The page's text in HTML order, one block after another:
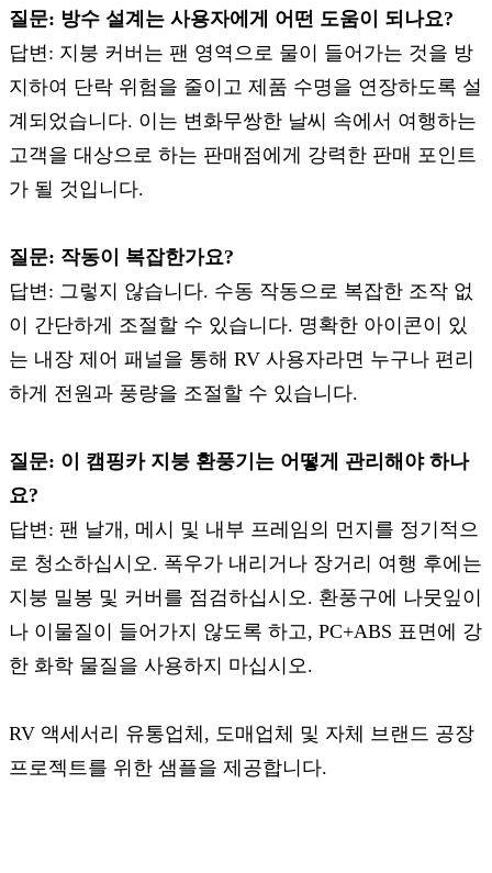
질문: 방수 설계는 사용자에게 어떤 도움이 되나요?
답변: 지붕 커버는 팬 영역으로 물이 들어가는 것을 방
지하여 단락 위험을 줄이고 제품 수명을 연장하도록 설
계되었습니다. 이는 변화무쌍한 날씨 속에서 여행하는
고객을 대상으로 하는 판매점에게 강력한 판매 포인트
가 될 것입니다.
질문: 작동이 복잡한가요?
답변: 그렇지 않습니다. 수동 작동으로 복잡한 조작 없
이 간단하게 조절할 수 있습니다. 명확한 아이콘이 있
는 내장 제어 패널을 통해 RV 사용자라면 누구나 편리
하게 전원과 풍량을 조절할 수 있습니다.
질문: 이 캠핑카 지붕 환풍기는 어떻게 관리해야 하나
요?
답변: 팬 날개, 메시 및 내부 프레임의 먼지를 정기적으
로 청소하십시오. 폭우가 내리거나 장거리 여행 후에는
지붕 밀봉 및 커버를 점검하십시오. 환풍구에 나뭇잎이
나 이물질이 들어가지 않도록 하고, PC+ABS 표면에 강
한 화학 물질을 사용하지 마십시오.
RV 액세서리 유통업체, 도매업체 및 자체 브랜드 공장
프로젝트를 위한 샘플을 제공합니다.